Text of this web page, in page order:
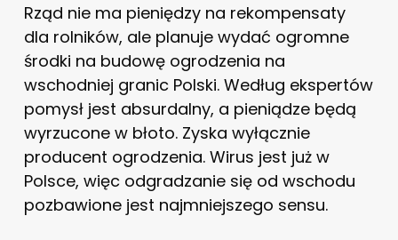
Rząd nie ma pieniędzy na rekompensaty
dla rolników, ale planuje wydać ogromne
środki na budowę ogrodzenia na
wschodniej granic Polski. Według ekspertów
pomysł jest absurdalny, a pieniądze będą
wyrzucone w błoto. Zyska wyłącznie
producent ogrodzenia. Wirus jest już w
Polsce, więc odgradzanie się od wschodu
pozbawione jest najmniejszego sensu.